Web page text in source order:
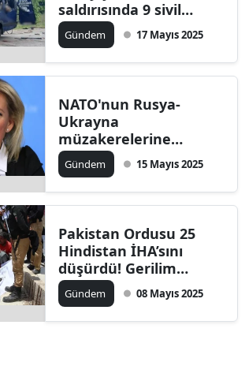
saldırısında 9 sivil
hayatını kaybetti
Gündem 17 Mayıs 2025
NATO'nun Rusya-
Ukrayna
müzakerelerine
yönelik açıklamalarına
Zaharova'dan sert
yanıt
Gündem 15 Mayıs 2025
Pakistan Ordusu 25
Hindistan İHA’sını
düşürdü! Gerilim
Keşmir'de tırmanıyor
Gündem 08 Mayıs 2025